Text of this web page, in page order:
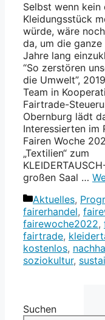
Selbst wenn kein
Kleidungsstück
würde, wäre
da, um die ganze
Jahre lang
“So zerstören
die Umwelt”,
Team in
Fairtrade-
Obernburg lädt
Interessierten im
Fairen Woche
„Textilien“ zum
großen Saal …
Kategorien
Aktuelles,
fairerhandel,
fairewoche2022,
fairtrade,
kostenlos,
soziokultur,
Suchen